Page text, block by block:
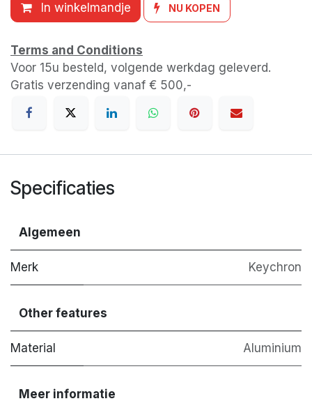
In winkelmandje NU KOPEN
Terms and Conditions
Voor 15u besteld, volgende werkdag geleverd.
Gratis verzending vanaf € 500,-
Specificaties
Algemeen
Merk Keychron
Other features
Material Aluminium
Meer informatie